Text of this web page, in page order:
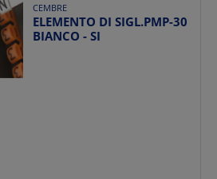
CEMBRE
ELEMENTO DI SIGL.PMP-30
BIANCO - SI